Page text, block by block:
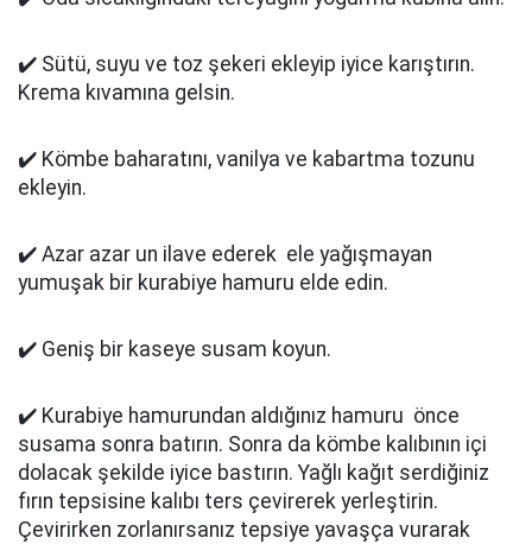
✔️ Sütü, suyu ve toz şekeri ekleyip iyice karıştırın.
Krema kıvamına gelsin.
✔️ Kömbe baharatını, vanilya ve kabartma tozunu
ekleyin.
✔️ Azar azar un ilave ederek ele yağışmayan
yumuşak bir kurabiye hamuru elde edin.
✔️ Geniş bir kaseye susam koyun.
✔️ Kurabiye hamurundan aldığınız hamuru önce
susama sonra batırın. Sonra da kömbe kalıbının içi
dolacak şekilde iyice bastırın. Yağlı kağıt serdiğiniz
fırın tepsisine kalıbı ters çevirerek yerleştirin.
Çevirirken zorlanırsanız tepsiye yavaşça vurarak